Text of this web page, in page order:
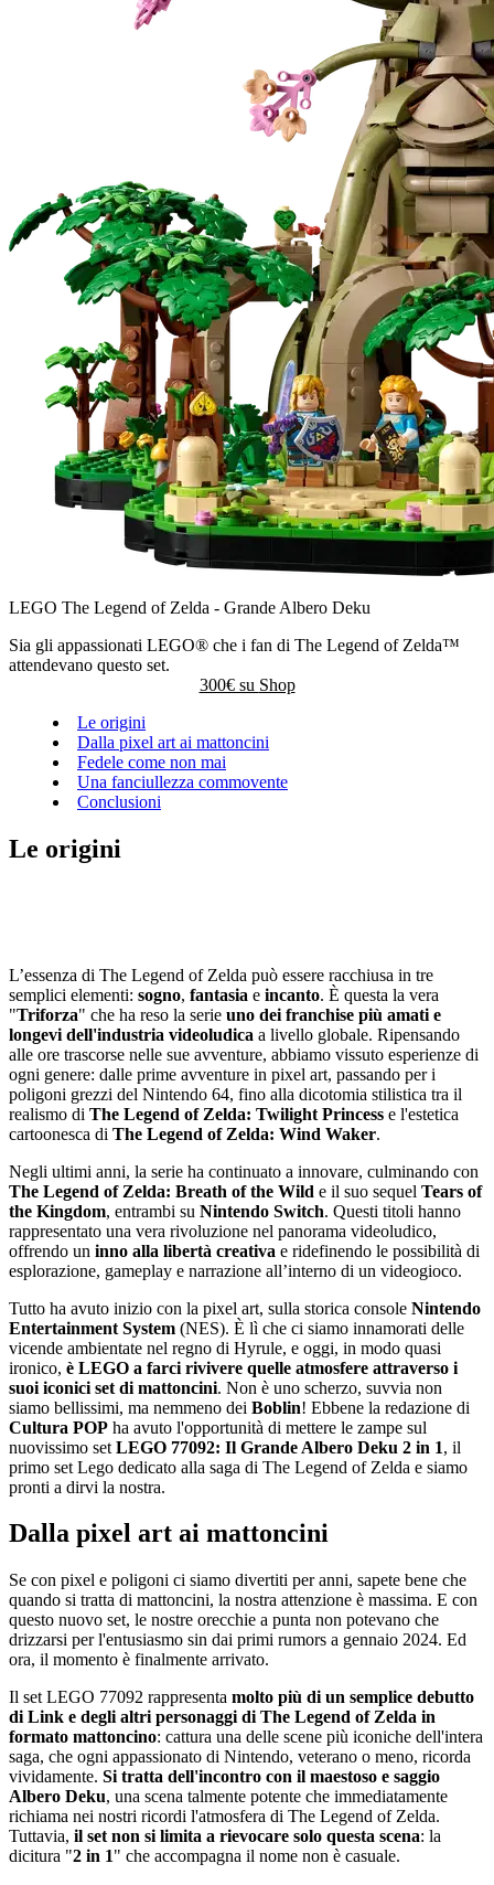
LEGO The Legend of Zelda - Grande Albero Deku
Sia gli appassionati LEGO® che i fan di The Legend of Zelda™
attendevano questo set.
300€ su Shop
Le origini
Dalla pixel art ai mattoncini
Fedele come non mai
Una fanciullezza commovente
Conclusioni
Le origini
L’essenza di The Legend of Zelda può essere racchiusa in tre
semplici elementi: sogno, fantasia e incanto. È questa la vera
"Triforza" che ha reso la serie uno dei franchise più amati e
longevi dell'industria videoludica a livello globale. Ripensando
alle ore trascorse nelle sue avventure, abbiamo vissuto esperienze di
ogni genere: dalle prime avventure in pixel art, passando per i
poligoni grezzi del Nintendo 64, fino alla dicotomia stilistica tra il
realismo di The Legend of Zelda: Twilight Princess e l'estetica
cartoonesca di The Legend of Zelda: Wind Waker.
Negli ultimi anni, la serie ha continuato a innovare, culminando con
The Legend of Zelda: Breath of the Wild e il suo sequel Tears of
the Kingdom, entrambi su Nintendo Switch. Questi titoli hanno
rappresentato una vera rivoluzione nel panorama videoludico,
offrendo un inno alla libertà creativa e ridefinendo le possibilità di
esplorazione, gameplay e narrazione all’interno di un videogioco.
Tutto ha avuto inizio con la pixel art, sulla storica console Nintendo
Entertainment System (NES). È lì che ci siamo innamorati delle
vicende ambientate nel regno di Hyrule, e oggi, in modo quasi
ironico, è LEGO a farci rivivere quelle atmosfere attraverso i
suoi iconici set di mattoncini. Non è uno scherzo, suvvia non
siamo bellissimi, ma nemmeno dei Boblin! Ebbene la redazione di
Cultura POP ha avuto l'opportunità di mettere le zampe sul
nuovissimo set LEGO 77092: Il Grande Albero Deku 2 in 1, il
primo set Lego dedicato alla saga di The Legend of Zelda e siamo
pronti a dirvi la nostra.
Dalla pixel art ai mattoncini
Se con pixel e poligoni ci siamo divertiti per anni, sapete bene che
quando si tratta di mattoncini, la nostra attenzione è massima. E con
questo nuovo set, le nostre orecchie a punta non potevano che
drizzarsi per l'entusiasmo sin dai primi rumors a gennaio 2024. Ed
ora, il momento è finalmente arrivato.
Il set LEGO 77092 rappresenta molto più di un semplice debutto
di Link e degli altri personaggi di The Legend of Zelda in
formato mattoncino: cattura una delle scene più iconiche dell'intera
saga, che ogni appassionato di Nintendo, veterano o meno, ricorda
vividamente. Si tratta dell'incontro con il maestoso e saggio
Albero Deku, una scena talmente potente che immediatamente
richiama nei nostri ricordi l'atmosfera di The Legend of Zelda.
Tuttavia, il set non si limita a rievocare solo questa scena: la
dicitura "2 in 1" che accompagna il nome non è casuale.